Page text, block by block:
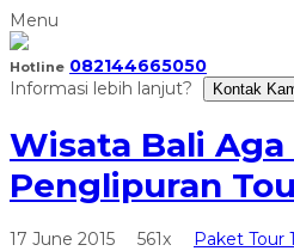
Menu
Hotline 082144665050
Informasi lebih lanjut?
Kontak
Wisata Bali
Penglipuran
17 June 2015 561x
Paket Tour